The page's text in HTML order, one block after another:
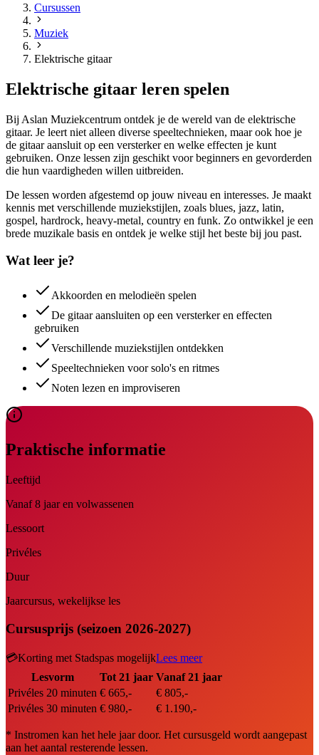
Cursussen
Muziek
Elektrische gitaar
Elektrische gitaar leren spelen
Bij Aslan Muziekcentrum ontdek je de wereld van de elektrische
gitaar. Je leert niet alleen diverse speeltechnieken, maar ook hoe je
de gitaar aansluit op een versterker en welke effecten je kunt
gebruiken. Onze lessen zijn geschikt voor beginners en gevorderden
die hun vaardigheden willen uitbreiden.
De lessen worden afgestemd op jouw niveau en interesses. Je maakt
kennis met verschillende muziekstijlen, zoals blues, jazz, latin,
gospel, hardrock, heavy-metal, country en funk. Zo ontwikkel je een
brede muzikale basis en ontdek je welke stijl het beste bij jou past.
Wat leer je?
Akkoorden en melodieën spelen
De gitaar aansluiten op een versterker en effecten
gebruiken
Verschillende muziekstijlen ontdekken
Speeltechnieken voor solo's en ritmes
Noten lezen en improviseren
Praktische informatie
Leeftijd
Vanaf 8 jaar en volwassenen
Lessoort
Privéles
Duur
Jaarcursus, wekelijkse les
Cursusprijs (seizoen 2026-2027)
💳Korting met Stadspas mogelijkLees meer
Lesvorm
Tot 21 jaar Vanaf 21 jaar
Privéles 20 minuten € 665,-
€ 805,-
Privéles 30 minuten € 980,- € 1.190,-
* Instromen kan het hele jaar door. Het cursusgeld wordt aangepast
aan het aantal resterende lessen.